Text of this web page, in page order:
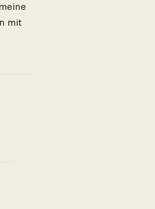
mit